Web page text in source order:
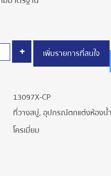
+ เพิ่มรายการที่สนใจ
13097X-CP
ที่วางสบู่,อุปกรณ์ตกแต่งห้องน้ำ
โครเมี่ยม